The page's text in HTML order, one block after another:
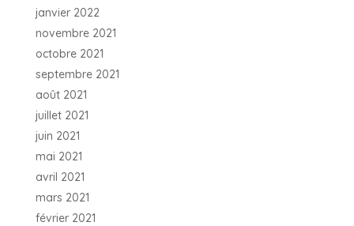
janvier 2022
novembre 2021
octobre 2021
septembre 2021
août 2021
juillet 2021
juin 2021
mai 2021
avril 2021
mars 2021
février 2021